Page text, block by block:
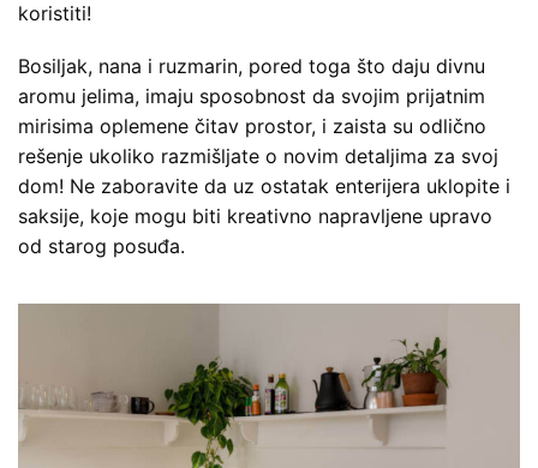
koristiti!
Bosiljak, nana i ruzmarin, pored toga što daju divnu
aromu jelima, imaju sposobnost da svojim prijatnim
mirisima oplemene čitav prostor, i zaista su odlično
rešenje ukoliko razmišljate o novim detaljima za svoj
dom! Ne zaboravite da uz ostatak enterijera uklopite i
saksije, koje mogu biti kreativno napravljene upravo
od starog posuđa.